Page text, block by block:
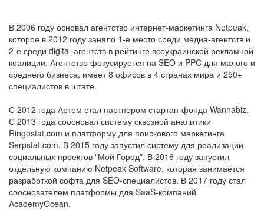
В 2006 году основал агентство интернет-маркетинга Netpeak,
которое в 2012 году заняло 1-е место среди медиа-агентств и
2-е среди digital-агентств в рейтинге всеукраинской рекламной
коалиции. Агентство фокусируется на SEO и PPC для малого и
среднего бизнеса, имеет 8 офисов в 4 странах мира и 250+
специалистов в штате.
С 2012 года Артем стал партнером стартап-фонда Wannabiz.
С 2013 года соосновал систему сквозной аналитики
Ringostat.com и платформу для поискового маркетинга
Serpstat.com. В 2015 году запустил систему для реализации
социальных проектов "Мой Город". В 2016 году запустил
отдельную компанию Netpeak Software, которая занимается
разработкой софта для SEO-специалистов. В 2017 году стал
сооснователем платформы для SaaS-компаний
AcademyOcean.